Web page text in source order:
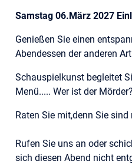
Samstag 06.März 2027
Genießen Sie einen
Abendessen der anderen
Schauspielkunst begleitet
Menü..... Wer ist der Mörder?
Raten Sie mit,denn Sie
Rufen Sie uns an oder
sich diesen Abend nicht